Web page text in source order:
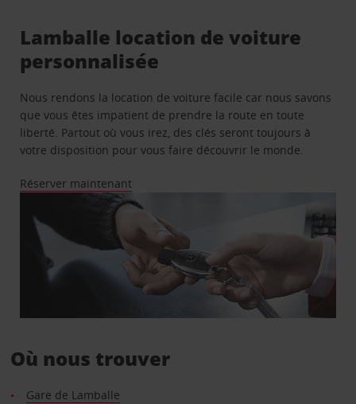
Lamballe location de voiture
personnalisée
Nous rendons la location de voiture facile car nous savons
que vous êtes impatient de prendre la route en toute
liberté. Partout où vous irez, des clés seront toujours à
votre disposition pour vous faire découvrir le monde.
Réserver maintenant
Où nous trouver
Gare de Lamballe